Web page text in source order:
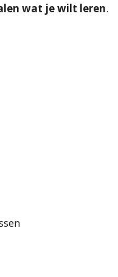
wat je wilt leren.